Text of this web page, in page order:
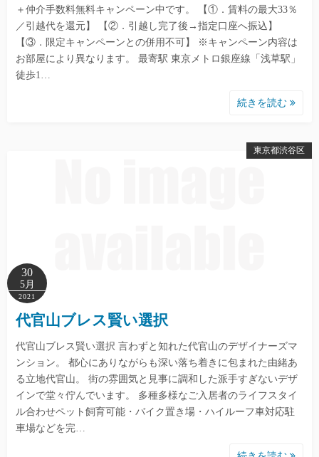
＋仲介手数料無料キャンペーン中です。 【①．賃料の最大33％
／引越代を還元】 【②．引越し完了後→指定口座へ振込】
【③．限定キャンペーンとの併用不可】 ※キャンペーン内容は
お部屋により異なります。 最寄駅 東京メトロ銀座線「浅草駅」
徒歩1…
続きを読む
東京都渋谷区
30
5月
2021
代官山ブレス賢い選択
代官山ブレス賢い選択 言わずと知れた代官山のデザイナーズマ
ンション。 都心にありながらも深い落ち着きに包まれた由緒あ
る立地代官山。 街の雰囲気と見事に調和した派手すぎないデザ
インで堂々佇んでいます。 多種多様なご入居者のライフスタイ
ル合わせペット飼育可能・バイク置き場・ハイルーフ車対応駐
車場などを完…